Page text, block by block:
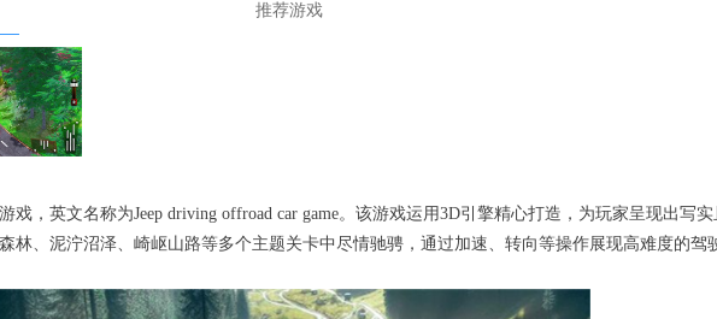
推荐游戏
，英文名称为Jeep driving offroad car game。该游戏运用3D引擎精心打造，为玩家呈现出写
林、泥泞沼泽、崎岖山路等多个主题关卡中尽情驰骋，通过加速、转向等操作展现高难度的驾